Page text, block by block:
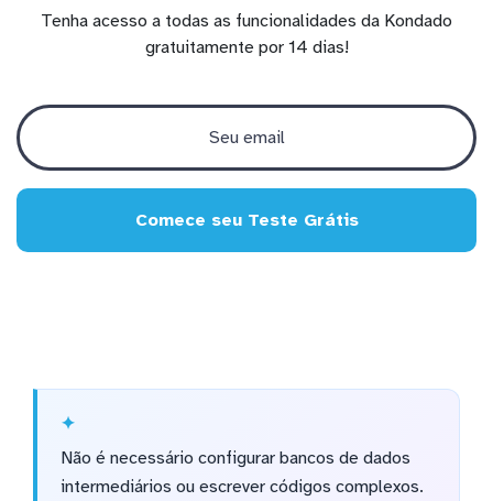
Tenha acesso a todas as funcionalidades da Kondado
gratuitamente por 14 dias!
Comece seu Teste Grátis
Não é necessário configurar bancos de dados
intermediários ou escrever códigos complexos.